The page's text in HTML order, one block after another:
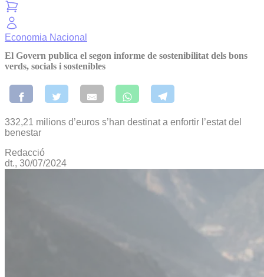
Economia Nacional
El Govern publica el segon informe de sostenibilitat dels bons
verds, socials i sostenibles
332,21 milions d’euros s’han destinat a enfortir l’estat del
benestar
Redacció
dt., 30/07/2024